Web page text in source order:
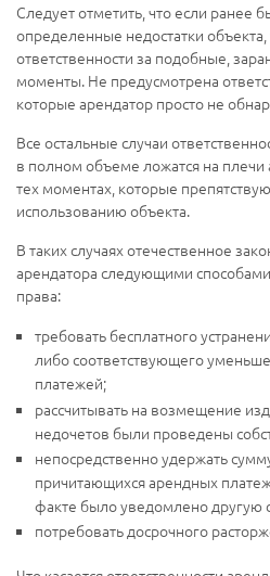
Следует отметить, что если ранее
определенные недостатки
ответственности за подобные,
моменты. Не предусмотрена
которые арендатор просто не
Все остальные случаи
в полном объеме ложатся на плечи
тех моментах, которые
использованию объекта.
В таких случаях отечественное
арендатора следующими
права:
требовать бесплатного
либо соответствующего
платежей;
рассчитывать на возмещение
недочетов были проведены
непосредственно удержать
причитающихся арендных
факте было уведомлено другую
потребовать досрочного